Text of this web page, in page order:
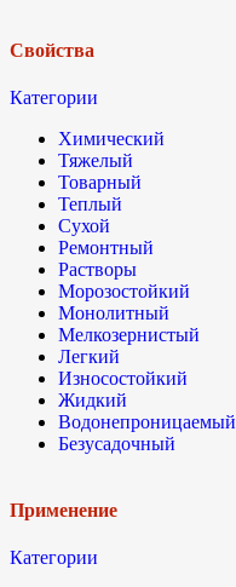
Свойства
Категории
Химический
Тяжелый
Товарный
Теплый
Сухой
Ремонтный
Растворы
Морозостойкий
Монолитный
Мелкозернистый
Легкий
Износостойкий
Жидкий
Водонепроницаемый
Безусадочный
Применение
Категории